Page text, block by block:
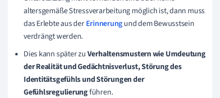
altersgemäße Stressverarbeitung möglich ist, dann muss
das Erlebte aus derErinnerungund dem Bewusstsein
verdrängt werden.
Dies kann später zuVerhaltensmustern wie Umdeutung
der Realität und Gedächtnisverlust, Störung des
Identitätsgefühls und Störungen der
Gefühlsregulierungführen.